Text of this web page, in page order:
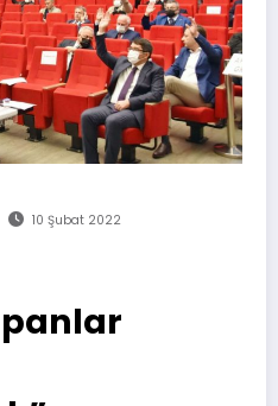
10 Şubat 2022